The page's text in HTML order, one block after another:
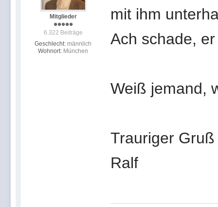
Mitglieder
6.322 Beiträge
Geschlecht: männlich
Wohnort: München
mit ihm
Ach schade,
Weiß jemand,
Trauriger Gruß
Ralf